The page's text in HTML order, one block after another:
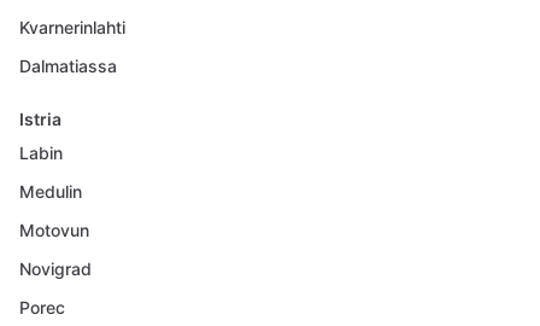
Kvarnerinlahti
Dalmatiassa
Istria
Labin
Medulin
Motovun
Novigrad
Porec